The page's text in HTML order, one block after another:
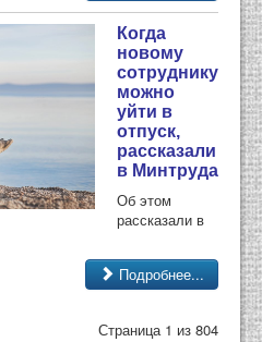
Когда
новому
сотруднику
можно
уйти в
отпуск,
рассказали
в Минтруда
Об этом
рассказали в
Подробнее...
Страница 1 из 804